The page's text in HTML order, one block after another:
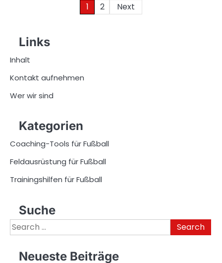
1 2 Next
Links
Inhalt
Kontakt aufnehmen
Wer wir sind
Kategorien
Coaching-Tools für Fußball
Feldausrüstung für Fußball
Trainingshilfen für Fußball
Suche
Search
for:
Neueste Beiträge